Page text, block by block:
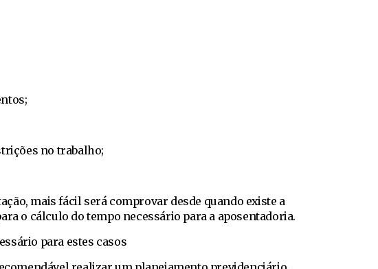
no trabalho;
mais fácil será comprovar desde quando existe a
o cálculo do tempo necessário para a aposentadoria.
para estes casos